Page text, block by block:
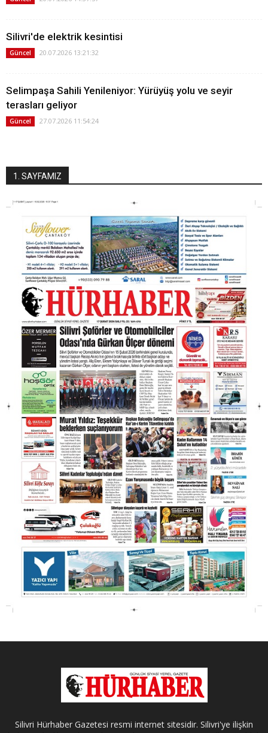
Silivri'de elektrik kesintisi
Güncel 20.07.2026 13:21:32
Selimpaşa Sahili Yenileniyor: Yürüyüş yolu ve seyir
terasları geliyor
Güncel 27.07.2026 11:54:24
1. SAYFAMIZ
Silivri Hürhaber Gazetesi resmi internet sitesidir. Silivri'ye ilişkin